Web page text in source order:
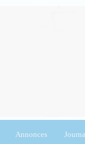
Annonces